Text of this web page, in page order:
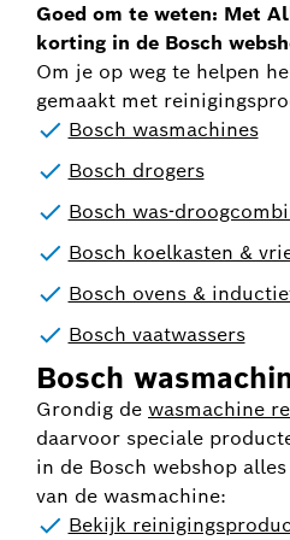
Goed om te weten: Met
korting in de Bosch
Om je op weg te helpen
gemaakt met
Bosch wasmachines
Bosch drogers
Bosch was-
Bosch koelkasten &
Bosch ovens &
Bosch vaatwassers
Bosch
Grondig de wasmachine
daarvoor speciale
in de Bosch webshop
van de wasmachine:
Bekijk